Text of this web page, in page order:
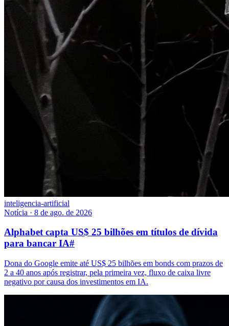
inteligencia-artificial
Notícia · 8 de ago. de 2026
Alphabet capta US$ 25 bilhões em títulos de dívida
para bancar IA#
Dona do Google emite até US$ 25 bilhões em bonds com prazos de
2 a 40 anos após registrar, pela primeira vez, fluxo de caixa livre
negativo por causa dos investimentos em IA.